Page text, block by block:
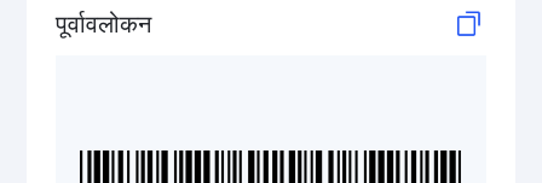
पूर्वावलोकन